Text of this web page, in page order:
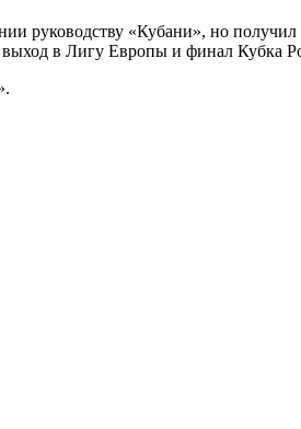
руководству «Кубани», но
выход в Лигу Европы и финал Кубка